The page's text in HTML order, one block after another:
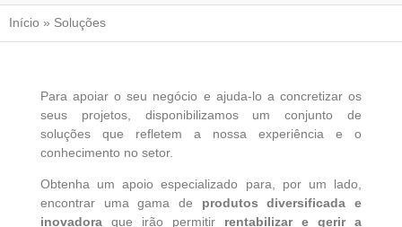
Início » Soluções
Para apoiar o seu negócio e ajuda-lo a concretizar os
seus projetos, disponibilizamos um conjunto de
soluções que refletem a nossa experiência e o
conhecimento no setor.
Obtenha um apoio especializado para, por um lado,
encontrar uma gama de produtos diversificada e
inovadoraque irão permitir rentabilizar e gerir a